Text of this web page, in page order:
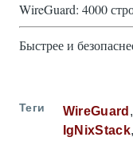
WireGuard: 4000
Быстрее и
Теги WireGuard
IgNixStack